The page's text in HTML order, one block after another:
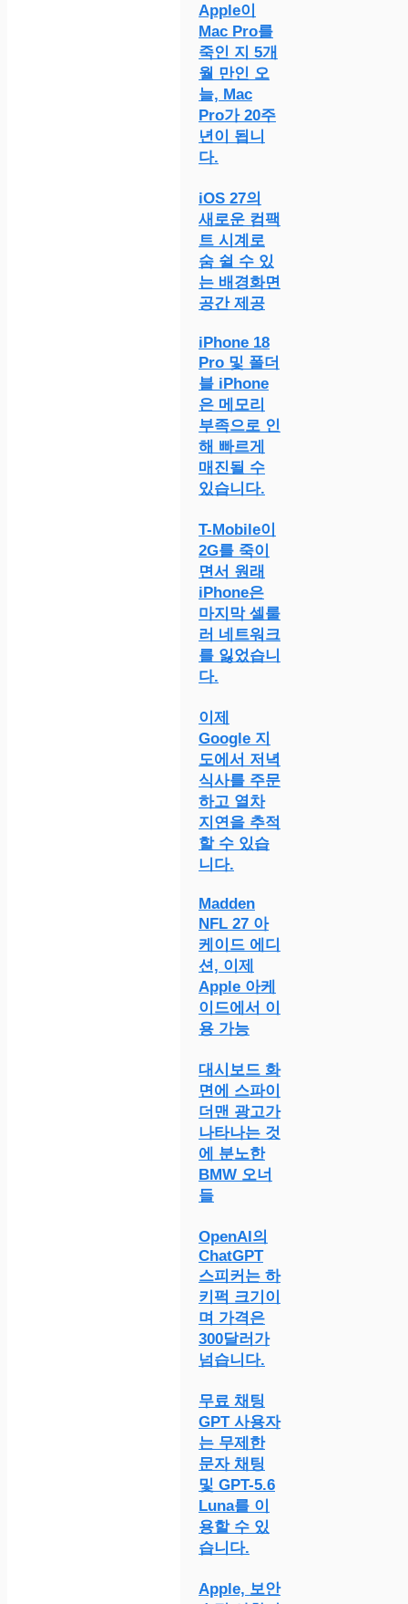
Apple이
Mac Pro를
죽인 지 5개
월 만인 오
늘, Mac
Pro가 20주
년이 됩니
다.
iOS 27의
새로운 컴팩
트 시계로
숨 쉴 수 있
는 배경화면
공간 제공
iPhone 18
Pro 및 폴더
블 iPhone
은 메모리
부족으로 인
해 빠르게
매진될 수
있습니다.
T-Mobile이
2G를 죽이
면서 원래
iPhone은
마지막 셀룰
러 네트워크
를 잃었습니
다.
이제
Google 지
도에서 저녁
식사를 주문
하고 열차
지연을 추적
할 수 있습
니다.
Madden
NFL 27 아
케이드 에디
션, 이제
Apple 아케
이드에서 이
용 가능
대시보드 화
면에 스파이
더맨 광고가
나타나는 것
에 분노한
BMW 오너
들
OpenAI의
ChatGPT
스피커는 하
키퍽 크기이
며 가격은
300달러가
넘습니다.
무료 채팅
GPT 사용자
는 무제한
문자 채팅
및 GPT-5.6
Luna를 이
용할 수 있
습니다.
Apple, 보안